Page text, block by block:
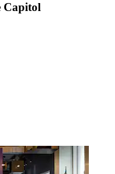
Capitol